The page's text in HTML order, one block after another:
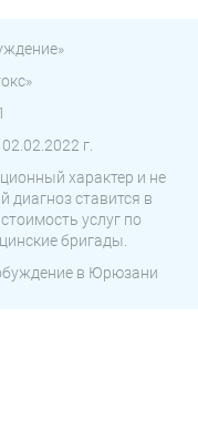
г.
характер и не
диагноз ставится в
услуг по
бригады.
в Юрюзани